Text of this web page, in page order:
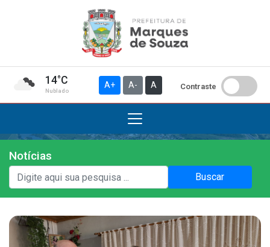
14°C
Nublado
A+ A- A Contraste
Institucional
A Prefeitura
Gabinete do Vice-prefeito
Notícias
Buscar